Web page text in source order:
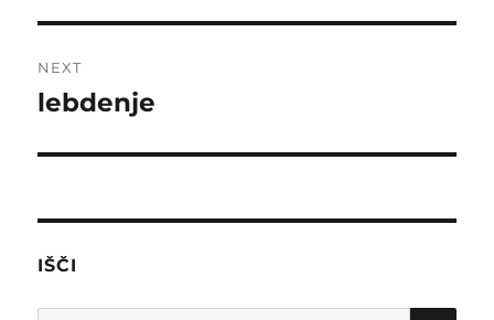
NEXT
Next
lebdenje
IŠČI